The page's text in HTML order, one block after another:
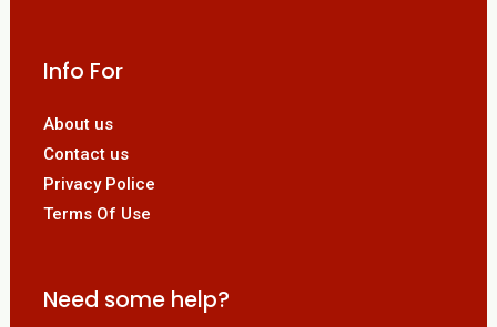
Info For
About us
Contact us
Privacy Police
Terms Of Use
Need some help?